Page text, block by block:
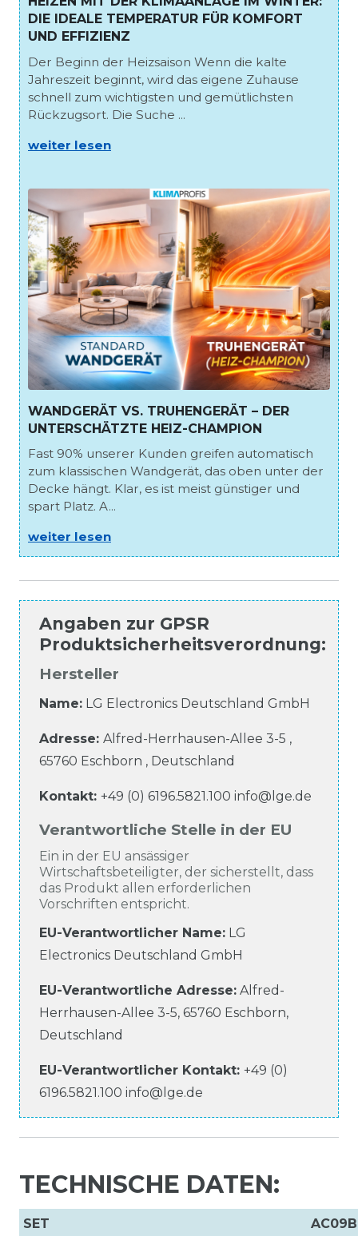
DIE IDEALE TEMPERATUR FÜR KOMFORT
UND EFFIZIENZ
Der Beginn der Heizsaison Wenn die kalte
Jahreszeit beginnt, wird das eigene Zuhause
schnell zum wichtigsten und gemütlichsten
Rückzugsort. Die Suche ...
weiter lesen
WANDGERÄT VS. TRUHENGERÄT – DER
UNTERSCHÄTZTE HEIZ-CHAMPION
Fast 90% unserer Kunden greifen automatisch
zum klassischen Wandgerät, das oben unter der
Decke hängt. Klar, es ist meist günstiger und
spart Platz. A...
weiter lesen
Angaben zur GPSR
Produktsicherheitsverordnung:
Hersteller
Name: LG Electronics Deutschland GmbH
Adresse: Alfred-Herrhausen-Allee 3-5 ,
65760 Eschborn , Deutschland
Kontakt: +49 (0) 6196.5821.100 info@lge.de
Verantwortliche Stelle in der EU
Ein in der EU ansässiger
Wirtschaftsbeteiligter, der sicherstellt, dass
das Produkt allen erforderlichen
Vorschriften entspricht.
EU-Verantwortlicher Name: LG
Electronics Deutschland GmbH
EU-Verantwortliche Adresse: Alfred-
Herrhausen-Allee 3-5, 65760 Eschborn,
Deutschland
EU-Verantwortlicher Kontakt: +49 (0)
6196.5821.100 info@lge.de
TECHNISCHE DATEN:
SET